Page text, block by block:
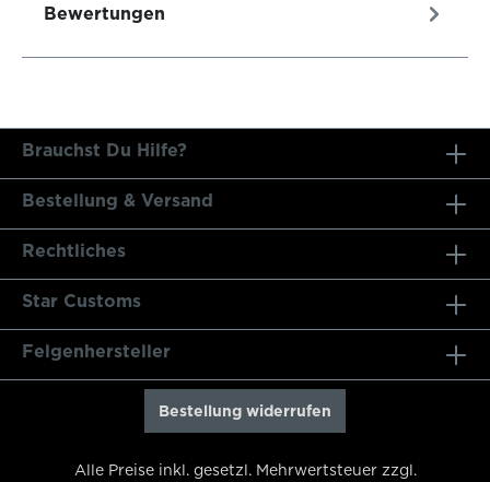
Bewertungen
Brauchst Du Hilfe?
Bestellung & Versand
Rechtliches
Star Customs
Felgenhersteller
Bestellung widerrufen
Alle Preise inkl. gesetzl. Mehrwertsteuer zzgl.